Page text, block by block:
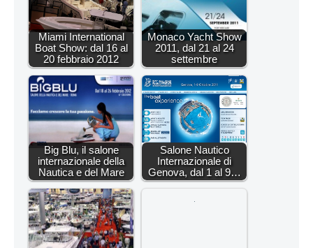
Miami International
Boat Show: dal 16 al
20 febbraio 2012
Monaco Yacht Show
2011, dal 21 al 24
settembre
Big Blu, il salone
internazionale della
Nautica e del Mare
Salone Nautico
Internazionale di
Genova, dal 1 al 9…